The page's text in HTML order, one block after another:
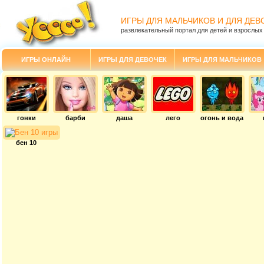
ИГРЫ ДЛЯ МАЛЬЧИКОВ И ДЛЯ
развлекательный портал для детей и взрослых
ИГРЫ ОНЛАЙН ИГРЫ ДЛЯ ДЕВОЧЕК ИГРЫ ДЛЯ МАЛЬЧИКОВ
гонки барби даша лего огонь и вода
бен 10